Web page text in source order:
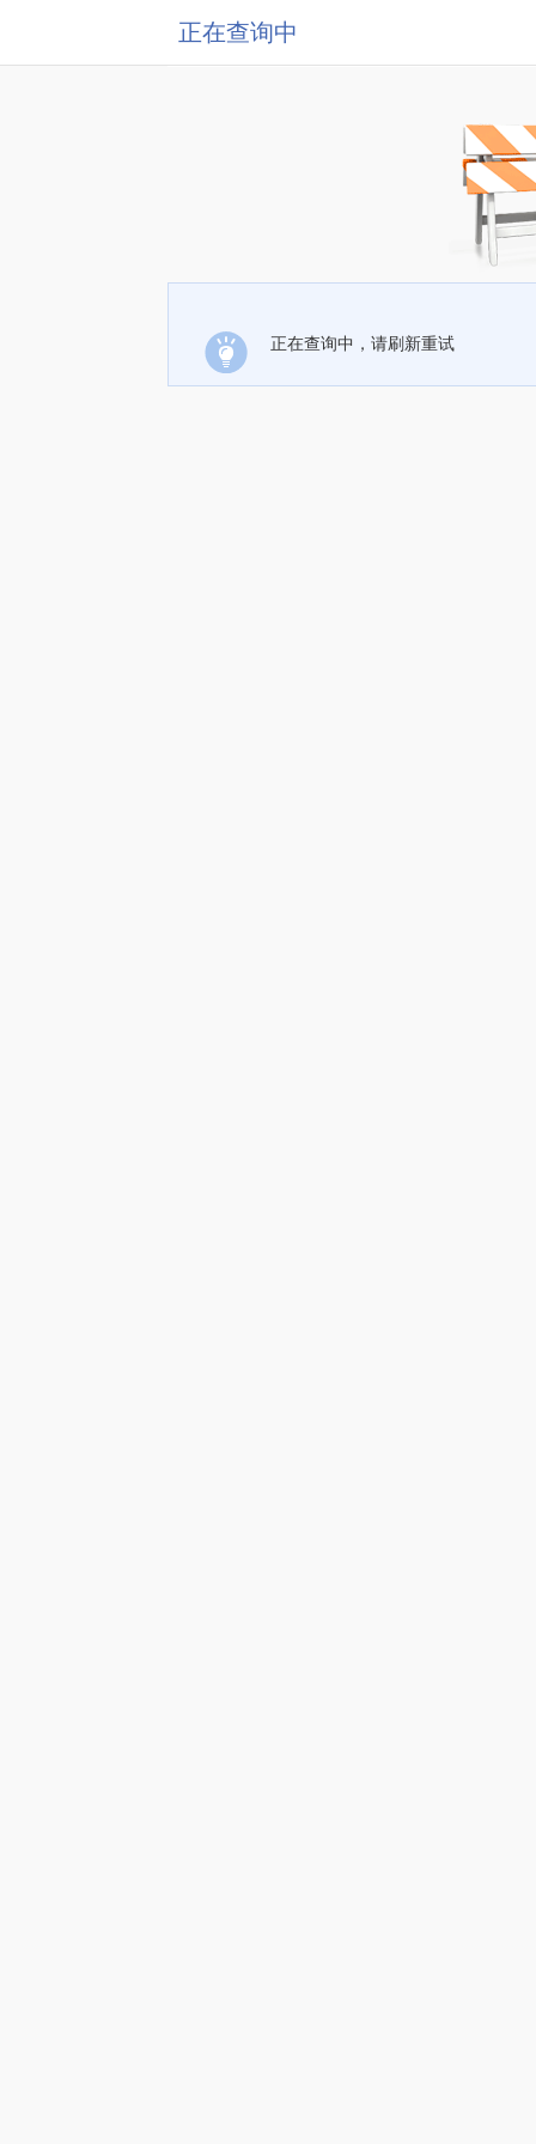
正在查询中
正在查询中，请刷新重试